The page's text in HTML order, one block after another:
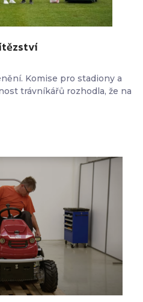
Komise pro stadiony a
trávníkářů rozhodla, že na